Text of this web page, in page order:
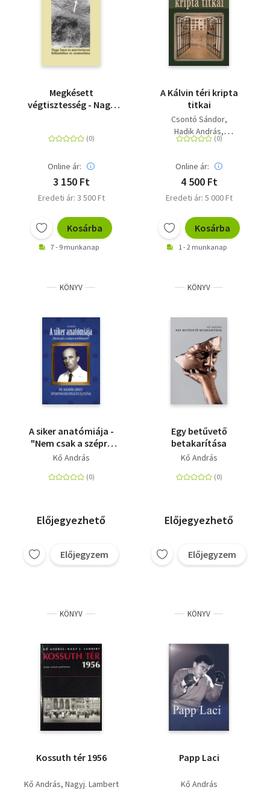
Megkésett
végtisztesség - Nagy
azonosítása
Online ár:
3 150 Ft
Eredeti ár: 3 500 Ft
Kosárba
7 - 9 munkanap
A Kálvin téri kripta
titkai
Csontó Sándor
Hadik András
Hermann Róbert
Nagy Gergely
Susa Éva
Online ár:
4 500 Ft
Eredeti ár: 5 000 Ft
Kosárba
1 - 2 munkanap
KÖNYV
A siker anatómiája -
"Nem csak a szépre
emlékezem" - Dr.
sportpályafutása és
Kő András
Előjegyezhető
Előjegyzem
KÖNYV
Egy betűvető
betakarítása
Kő András
Előjegyezhető
Előjegyzem
KÖNYV
Kossuth tér 1956
Kő András Nagyj. Lambert
KÖNYV
Papp Laci
Kő András